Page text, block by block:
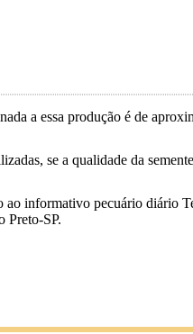
a essa produção é de
se a qualidade da
ao informativo pecuário
Preto-SP.